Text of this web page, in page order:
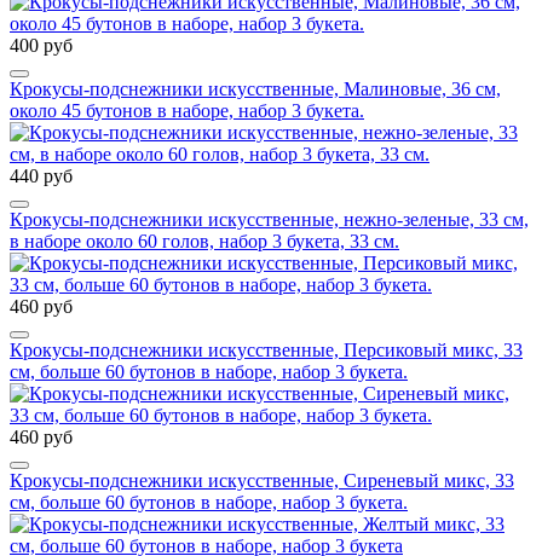
400 руб
Крокусы-подснежники искусственные, Малиновые, 36 см,
около 45 бутонов в наборе, набор 3 букета.
440 руб
Крокусы-подснежники искусственные, нежно-зеленые, 33 см,
в наборе около 60 голов, набор 3 букета, 33 см.
460 руб
Крокусы-подснежники искусственные, Персиковый микс, 33
см, больше 60 бутонов в наборе, набор 3 букета.
460 руб
Крокусы-подснежники искусственные, Сиреневый микс, 33
см, больше 60 бутонов в наборе, набор 3 букета.